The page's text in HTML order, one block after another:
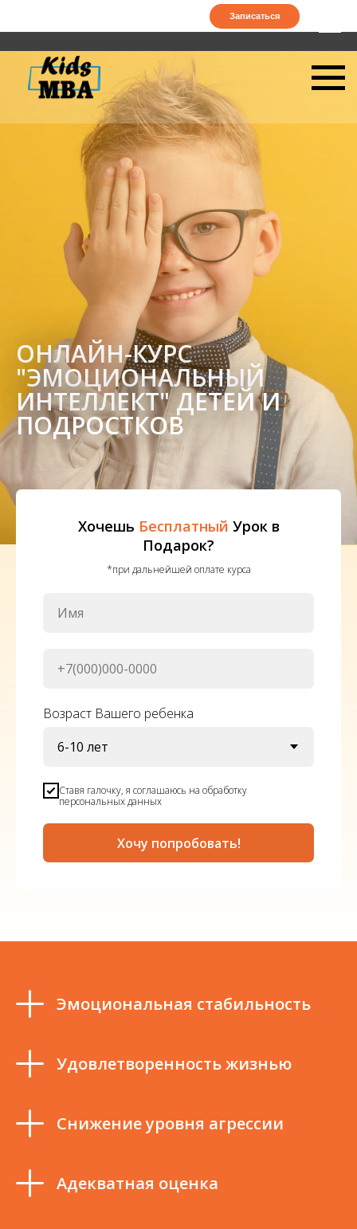
Записаться
ОНЛАЙН-КУРС
"ЭМОЦИОНАЛЬНЫЙ
ИНТЕЛЛЕКТ" ДЕТЕЙ И
ПОДРОСТКОВ
Хочешь Бесплатный Урок в
Подарок?
*при дальнейшей оплате курса
Возраст Вашего ребенка
Cтавя галочку, я соглашаюсь на обработку
персональных данных
Хочу попробовать!
Эмоциональная стабильность
Удовлетворенность жизнью
Снижение уровня агрессии
Адекватная оценка